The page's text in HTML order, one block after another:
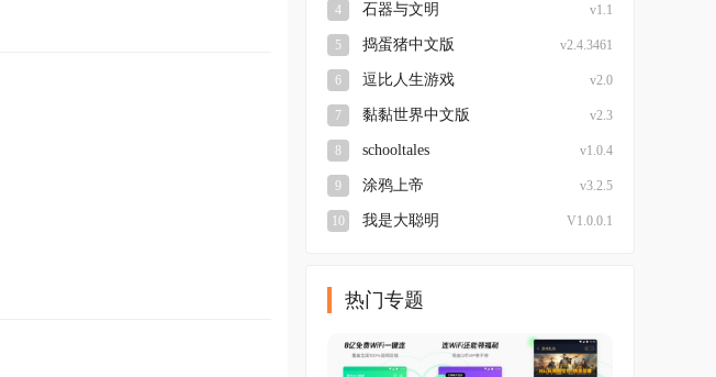
4 石器与文明 v1.1
5 捣蛋猪中文版 v2.4.3461
6 逗比人生游戏 v2.0
7 黏黏世界中文版 v2.3
8 schooltales v1.0.4
9 涂鸦上帝 v3.2.5
10 我是大聪明 V1.0.0.1
热门专题